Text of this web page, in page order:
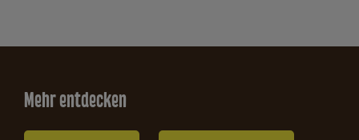
Mehr entdecken